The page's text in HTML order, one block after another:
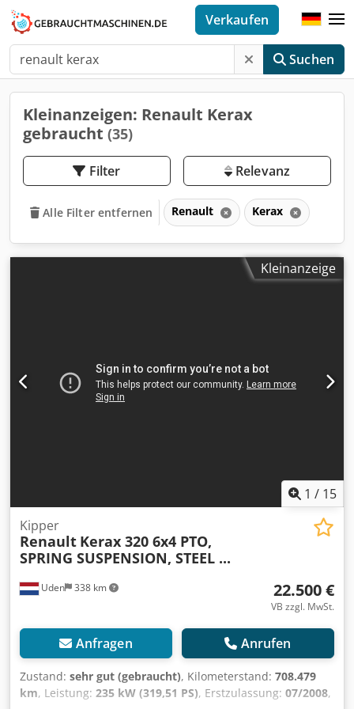
Suchen
Verkaufen
Kleinanzeigen: Renault Kerax
gebraucht (35)
Filter Relevanz
Alle Filter entfernen Renault Kerax
Kleinanzeige
1 / 15
Uden 338 km
Kipper
Renault Kerax 320 6x4 PTO,
SPRING SUSPENSION, STEEL ...
22.500 €
VB zzgl. MwSt.
Anfragen Anrufen
Zustand: sehr gut (gebraucht), Kilometerstand: 708.479
km, Leistung: 235 kW (319,51 PS), Erstzulassung: 07/2008,